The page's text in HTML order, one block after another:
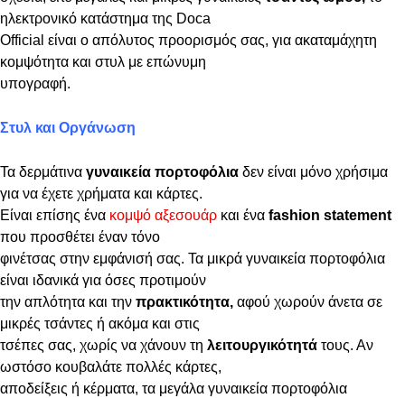
ηλεκτρονικό κατάστημα της Doca
Official είναι ο απόλυτος προορισμός σας, για ακαταμάχητη
κομψότητα και στυλ με επώνυμη
υπογραφή.
Στυλ και Οργάνωση
Τα δερμάτινα γυναικεία πορτοφόλια δεν είναι μόνο χρήσιμα
για να έχετε χρήματα και κάρτες.
Είναι επίσης ένα κομψό αξεσουάρ και ένα fashion statement
που προσθέτει έναν τόνο
φινέτσας στην εμφάνισή σας. Τα μικρά γυναικεία πορτοφόλια
είναι ιδανικά για όσες προτιμούν
την απλότητα και την πρακτικότητα, αφού χωρούν άνετα σε
μικρές τσάντες ή ακόμα και στις
τσέπες σας, χωρίς να χάνουν τη λειτουργικότητά τους. Αν
ωστόσο κουβαλάτε πολλές κάρτες,
αποδείξεις ή κέρματα, τα μεγάλα γυναικεία πορτοφόλια